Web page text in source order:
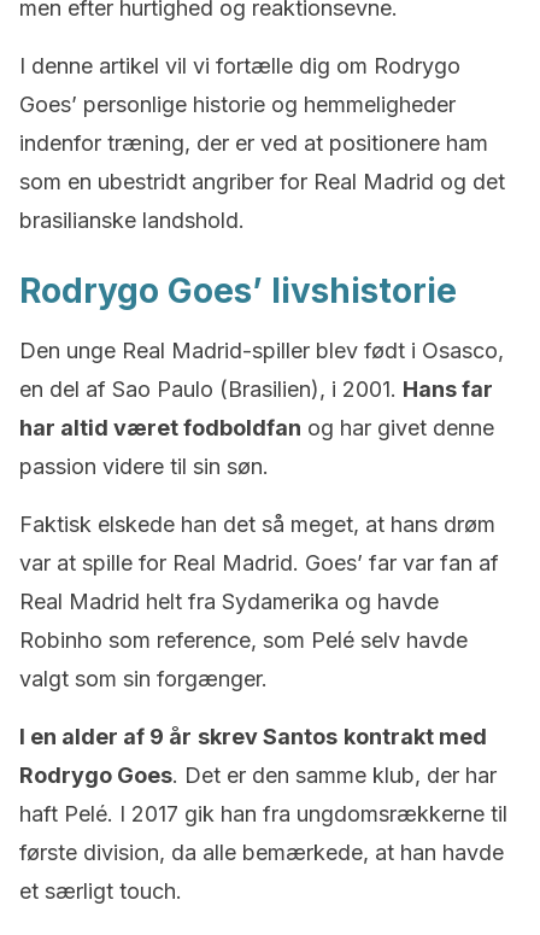
men efter hurtighed og reaktionsevne.
I denne artikel vil vi fortælle dig om Rodrygo
Goes’ personlige historie og hemmeligheder
indenfor træning, der er ved at positionere ham
som en ubestridt angriber for Real Madrid og det
brasilianske landshold.
Rodrygo Goes’ livshistorie
Den unge Real Madrid-spiller blev født i Osasco,
en del af Sao Paulo (Brasilien), i 2001. Hans far
har altid været fodboldfan og har givet denne
passion videre til sin søn.
Faktisk elskede han det så meget, at hans drøm
var at spille for Real Madrid. Goes’ far var fan af
Real Madrid helt fra Sydamerika og havde
Robinho som reference, som Pelé selv havde
valgt som sin forgænger.
I en alder af 9 år skrevSantos kontrakt med
Rodrygo Goes. Det er den samme klub, der har
haft Pelé. I 2017 gik han fra ungdomsrækkerne til
første division, da alle bemærkede, at han havde
et særligt touch.